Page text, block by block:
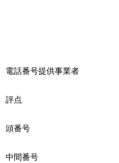
電話番号提供事業者
評点
頭番号
中間番号